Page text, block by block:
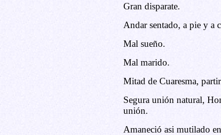
Gran disparate.
Andar sentado, a pie y a
Mal sueño.
Mal marido.
Mitad de Cuaresma,
Segura unión natural,
unión.
Amaneció asi mutilado